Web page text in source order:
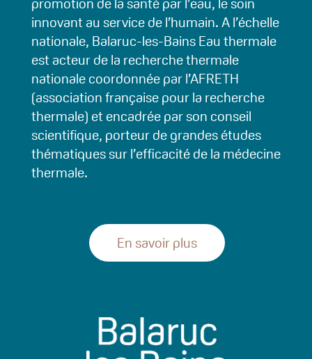
innovant au service de l’humain. A l’échelle
nationale, Balaruc-les-Bains Eau thermale
est acteur de la recherche thermale
nationale coordonnée par l’AFRETH
(association française pour la recherche
thermale) et encadrée par son conseil
scientifique, porteur de grandes études
thématiques sur l’efficacité de la médecine
thermale.
En savoir plus